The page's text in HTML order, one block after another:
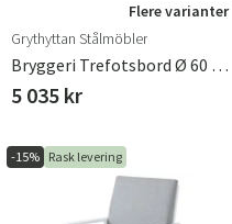
Flere varianter
Grythyttan Stålmöbler
Bryggeri Trefotsbord Ø 60 Cm Oljet Eik Grythyttan Stålmöbler
5 035 kr
-15% Rask levering